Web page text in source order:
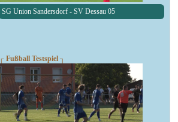
SG Union Sandersdorf - SV Dessau 05
┌ Fußball Testspiel ┐